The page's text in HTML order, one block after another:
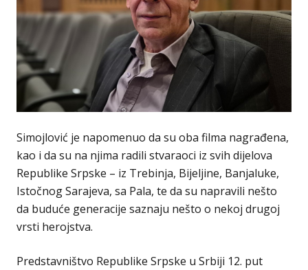
Simojlović je napomenuo da su oba filma nagrađena,
kao i da su na njima radili stvaraoci iz svih dijelova
Republike Srpske – iz Trebinja, Bijeljine, Banjaluke,
Istočnog Sarajeva, sa Pala, te da su napravili nešto
da buduće generacije saznaju nešto o nekoj drugoj
vrsti herojstva.
Predstavništvo Republike Srpske u Srbiji 12. put